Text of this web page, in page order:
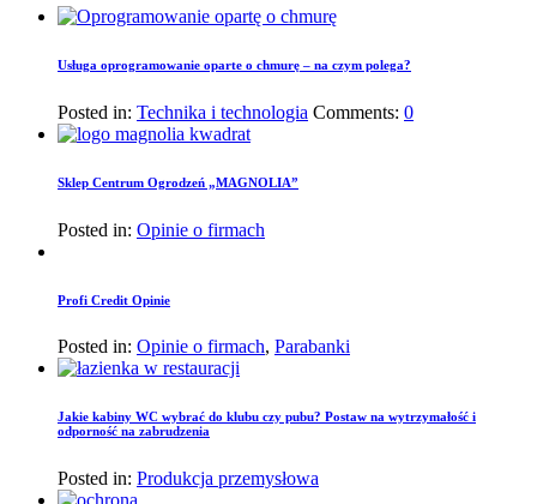
Usługa oprogramowanie oparte o chmurę – na czym polega?
Posted in: Technika i technologia Comments: 0
Sklep Centrum Ogrodzeń „MAGNOLIA”
Posted in: Opinie o firmach
Profi Credit Opinie
Posted in: Opinie o firmach, Parabanki
Jakie kabiny WC wybrać do klubu czy pubu? Postaw na wytrzymałość i
odporność na zabrudzenia
Posted in: Produkcja przemysłowa